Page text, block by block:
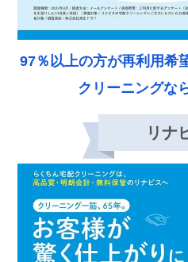
97％以上の方が再利用希
クリーニングな
リナ